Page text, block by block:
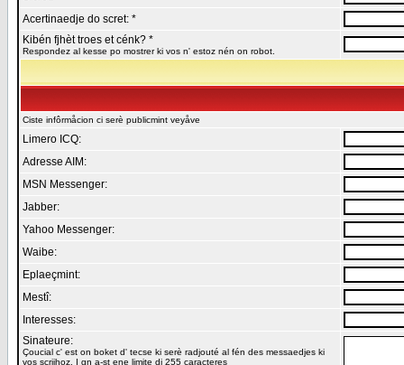
Acertinaedje do scret: *
Kibén fjhèt troes et cénk? *
Respondez al kesse po mostrer ki vos n' estoz nén on robot.
Ciste infôrmåcion ci serè publicmint veyåve
Limero ICQ:
Adresse AIM:
MSN Messenger:
Jabber:
Yahoo Messenger:
Waibe:
Eplaeçmint:
Mestî:
Interesses:
Sinateure:
Çoucial c' est on boket d' tecse ki serè radjouté al fén des messaedjes ki
vos scrijhoz. I gn a-st ene limite di 255 caracteres